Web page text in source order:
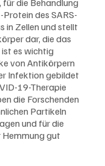
des SARS-
in Zellen und stellt
dar, die das
ist es wichtig
von Antikörpern
Infektion gebildet
19-Therapie
die Forschenden
Partikeln
und für die
Hemmung gut